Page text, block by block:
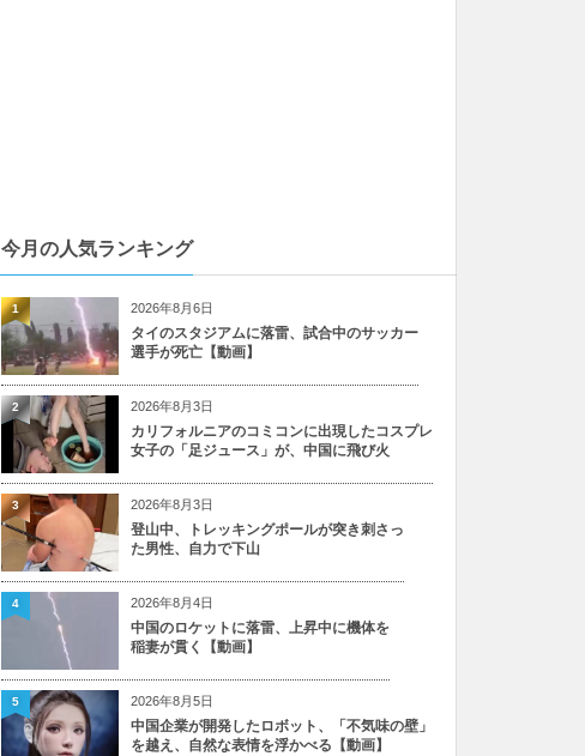
今月の人気ランキング
2026年8月6日
タイのスタジアムに落雷、試合中のサッカー
選手が死亡【動画】
1
2026年8月3日
カリフォルニアのコミコンに出現したコスプレ
女子の「足ジュース」が、中国に飛び火
2
2026年8月3日
登山中、トレッキングポールが突き刺さっ
た男性、自力で下山
3
2026年8月4日
中国のロケットに落雷、上昇中に機体を
稲妻が貫く【動画】
4
2026年8月5日
中国企業が開発したロボット、「不気味の壁」
を越え、自然な表情を浮かべる【動画】
5